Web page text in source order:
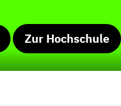
Zur Hochschule